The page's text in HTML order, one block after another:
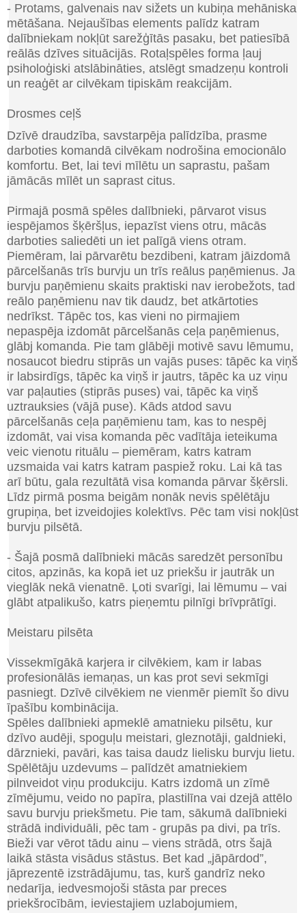
- Protams, galvenais nav sižets un kubiņa mehāniska
mētāšana. Nejaušības elements palīdz katram
dalībniekam nokļūt sarežģītās pasaku, bet patiesībā
reālās dzīves situācijās. Rotaļspēles forma ļauj
psiholoģiski atslābināties, atslēgt smadzeņu kontroli
un reaģēt ar cilvēkam tipiskām reakcijām.
Drosmes ceļš
Dzīvē draudzība, savstarpēja palīdzība, prasme
darboties komandā cilvēkam nodrošina emocionālo
komfortu. Bet, lai tevi mīlētu un saprastu, pašam
jāmācās mīlēt un saprast citus.
Pirmajā posmā spēles dalībnieki, pārvarot visus
iespējamos šķēršļus, iepazīst viens otru, mācās
darboties saliedēti un iet palīgā viens otram.
Piemēram, lai pārvarētu bezdibeni, katram jāizdomā
pārcelšanās trīs burvju un trīs reālus paņēmienus. Ja
burvju paņēmienu skaits praktiski nav ierobežots, tad
reālo paņēmienu nav tik daudz, bet atkārtoties
nedrīkst. Tāpēc tos, kas vieni no pirmajiem
nepaspēja izdomāt pārcelšanās ceļa paņēmienus,
glābj komanda. Pie tam glābēji motivē savu lēmumu,
nosaucot biedru stiprās un vajās puses: tāpēc ka viņš
ir labsirdīgs, tāpēc ka viņš ir jautrs, tāpēc ka uz viņu
var paļauties (stiprās puses) vai, tāpēc ka viņš
uztrauksies (vājā puse). Kāds atdod savu
pārcelšanās ceļa paņēmienu tam, kas to nespēj
izdomāt, vai visa komanda pēc vadītāja ieteikuma
veic vienotu rituālu – piemēram, katrs katram
uzsmaida vai katrs katram paspiež roku. Lai kā tas
arī būtu, gala rezultātā visa komanda pārvar šķērsli.
Līdz pirmā posma beigām nonāk nevis spēlētāju
grupiņa, bet izveidojies kolektīvs. Pēc tam visi nokļūst
burvju pilsētā.
- Šajā posmā dalībnieki mācās saredzēt personību
citos, apzinās, ka kopā iet uz priekšu ir jautrāk un
vieglāk nekā vienatnē. Ļoti svarīgi, lai lēmumu – vai
glābt atpalikušo, katrs pieņemtu pilnīgi brīvprātīgi.
Meistaru pilsēta
Vissekmīgākā karjera ir cilvēkiem, kam ir labas
profesionālās iemaņas, un kas prot sevi sekmīgi
pasniegt. Dzīvē cilvēkiem ne vienmēr piemīt šo divu
īpašību kombinācija.
Spēles dalībnieki apmeklē amatnieku pilsētu, kur
dzīvo audēji, spoguļu meistari, gleznotāji, galdnieki,
dārznieki, pavāri, kas taisa daudz lielisku burvju lietu.
Spēlētāju uzdevums – palīdzēt amatniekiem
pilnveidot viņu produkciju. Katrs izdomā un zīmē
zīmējumu, veido no papīra, plastilīna vai dzejā attēlo
savu burvju priekšmetu. Pie tam, sākumā dalībnieki
strādā individuāli, pēc tam - grupās pa divi, pa trīs.
Bieži var vērot tādu ainu – viens strādā, otrs šajā
laikā stāsta visādus stāstus. Bet kad „jāpārdod”,
jāprezentē izstrādājumu, tas, kurš gandrīz neko
nedarīja, iedvesmojoši stāsta par preces
priekšrocībām, ieviestajiem uzlabojumiem,